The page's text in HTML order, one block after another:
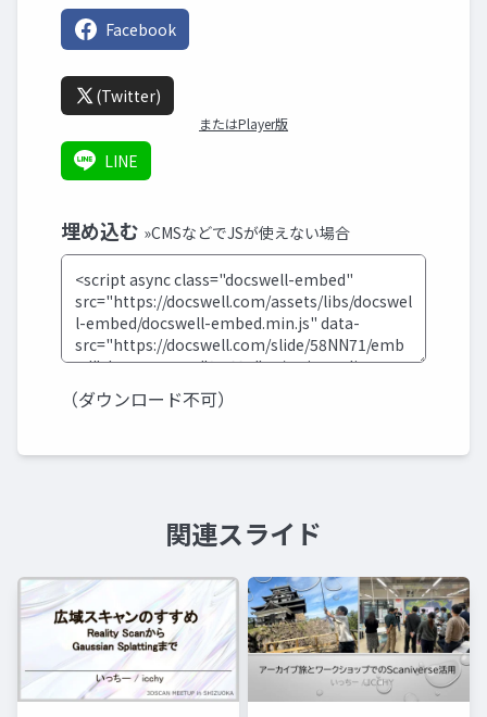
Facebook
(Twitter)
またはPlayer版
LINE
埋め込む »CMSなどでJSが使えない場合
（ダウンロード不可）
関連スライド